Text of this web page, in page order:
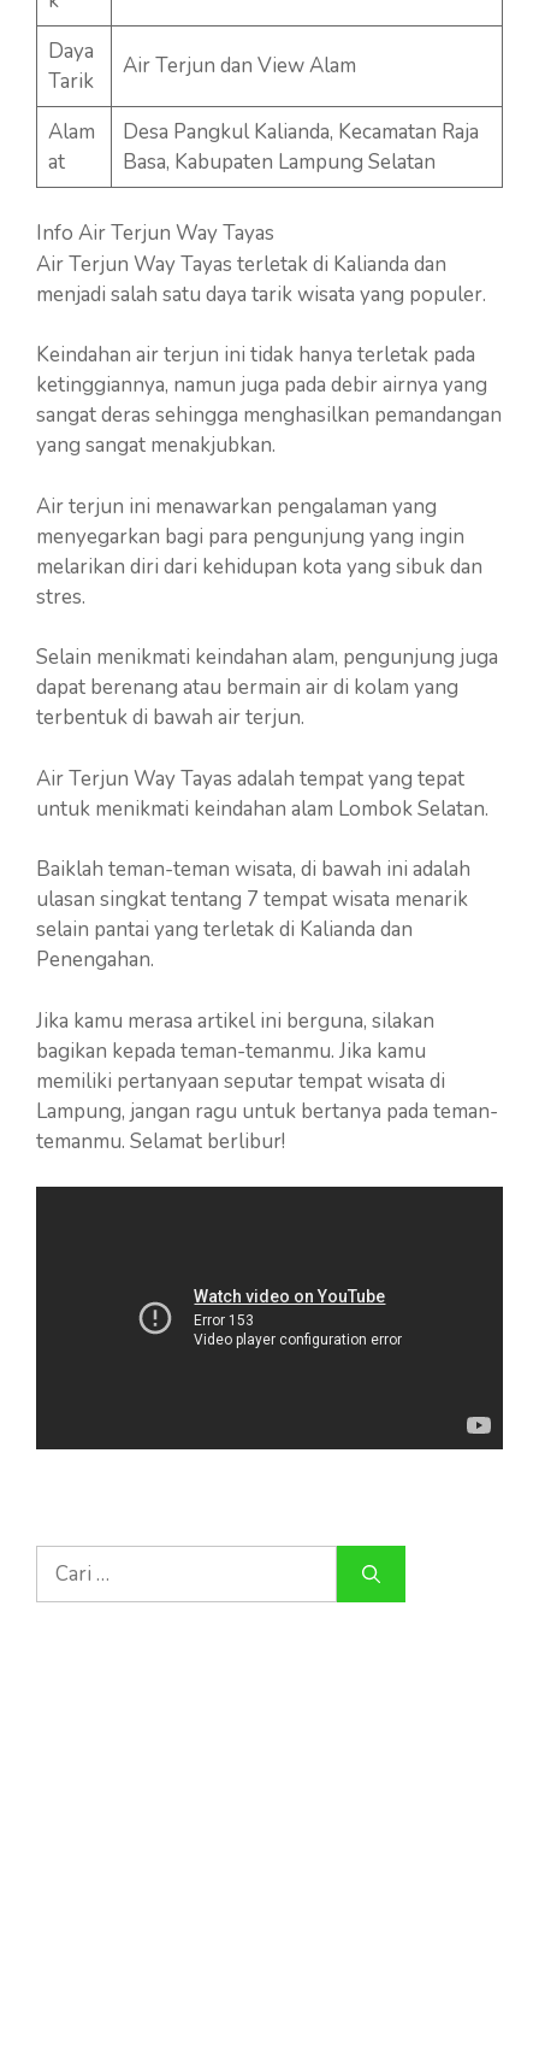
Daya
Tarik
Air Terjun dan View Alam
Alam
at
Desa Pangkul Kalianda, Kecamatan Raja
Basa, Kabupaten Lampung Selatan
Info Air Terjun Way Tayas
Air Terjun Way Tayas terletak di Kalianda dan
menjadi salah satu daya tarik wisata yang populer.
Keindahan air terjun ini tidak hanya terletak pada
ketinggiannya, namun juga pada debir airnya yang
sangat deras sehingga menghasilkan pemandangan
yang sangat menakjubkan.
Air terjun ini menawarkan pengalaman yang
menyegarkan bagi para pengunjung yang ingin
melarikan diri dari kehidupan kota yang sibuk dan
stres.
Selain menikmati keindahan alam, pengunjung juga
dapat berenang atau bermain air di kolam yang
terbentuk di bawah air terjun.
Air Terjun Way Tayas adalah tempat yang tepat
untuk menikmati keindahan alam Lombok Selatan.
Baiklah teman-teman wisata, di bawah ini adalah
ulasan singkat tentang 7 tempat wisata menarik
selain pantai yang terletak di Kalianda dan
Penengahan.
Jika kamu merasa artikel ini berguna, silakan
bagikan kepada teman-temanmu. Jika kamu
memiliki pertanyaan seputar tempat wisata di
Lampung, jangan ragu untuk bertanya pada teman-
temanmu. Selamat berlibur!
Cari
untuk: